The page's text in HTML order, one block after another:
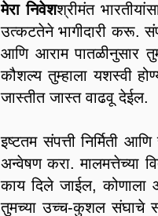
मेरा निवेशश्रीमंत
उत्कटतेने भागीदारी करू.
आणि आराम पातळीनुसार
कौशल्य तुम्हाला यशस्वी
जास्तीत जास्त वाढवू देईल.
इष्टतम संपत्ती निर्मिती
अन्वेषण करा. मालमत्तेच्या
काय दिले जाईल, कोणाला
तुमच्या उच्च-कुशल संघाचे